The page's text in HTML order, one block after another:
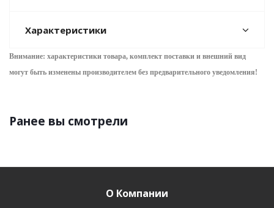
Характеристики
Внимание: характеристики товара, комплект поставки и внешний вид
могут быть изменены производителем без предварительного уведомления!
Ранее вы смотрели
О Компании